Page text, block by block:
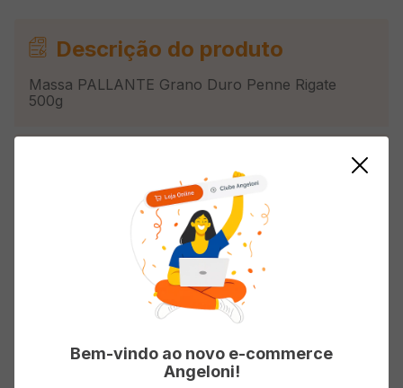
Descrição do produto
Massa PALLANTE Grano Duro Penne Rigate
500g
Informações do Produto
Grano Duro
Penne
Avaliações
Bem-vindo ao novo e-commerce
Angeloni!